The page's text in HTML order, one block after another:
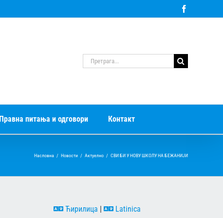
Претрага
за:
Правна питања и одговори Контакт
Насловна / Новости / Актуелно / СВИ БИ У НОВУ ШКОЛУ НА БЕЖАНИЈИ
Ћирилица Latinica